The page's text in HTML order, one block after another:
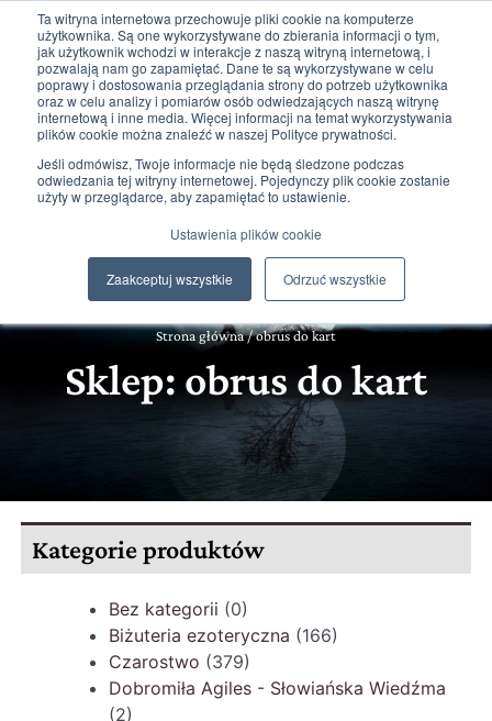
Ta witryna internetowa przechowuje pliki cookie na komputerze
użytkownika. Są one wykorzystywane do zbierania informacji o tym,
jak użytkownik wchodzi w interakcje z naszą witryną internetową, i
pozwalają nam go zapamiętać. Dane te są wykorzystywane w celu
poprawy i dostosowania przeglądania strony do potrzeb użytkownika
oraz w celu analizy i pomiarów osób odwiedzających naszą witrynę
internetową i inne media. Więcej informacji na temat wykorzystywania
plików cookie można znaleźć w naszej Polityce prywatności.
Jeśli odmówisz, Twoje informacje nie będą śledzone podczas
odwiedzania tej witryny internetowej. Pojedynczy plik cookie zostanie
użyty w przeglądarce, aby zapamiętać to ustawienie.
Ustawienia plików cookie
Zaakceptuj wszystkie Odrzuć wszystkie
Strona główna/obrus do kart
Sklep: obrus do kart
Kategorie produktów
Bez kategorii (0)
Biżuteria ezoteryczna (166)
Czarostwo (379)
Dobromiła Agiles - Słowiańska Wiedźma
(2)